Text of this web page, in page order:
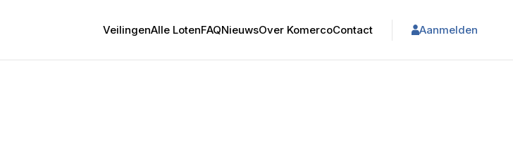
VeilingenAlle LotenFAQNieuwsOver KomercoContact Aanmelden